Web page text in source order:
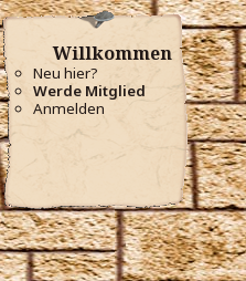
Willkommen
Neu hier?
Werde Mitglied
Anmelden